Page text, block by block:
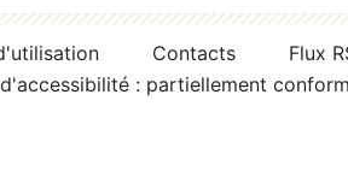
Contacts
Flux
: partiellement